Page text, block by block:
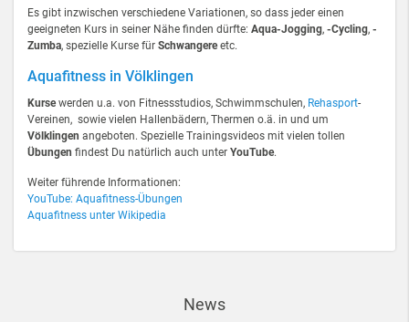
Es gibt inzwischen verschiedene Variationen, so dass jeder einen
geeigneten Kurs in seiner Nähe finden dürfte: Aqua-Jogging, -Cycling, -
Zumba, spezielle Kurse für Schwangereetc.
Aquafitness in Völklingen
Kursewerden u.a. von Fitnessstudios, Schwimmschulen, Rehasport-
Vereinen, sowie vielen Hallenbädern, Thermen o.ä. in und um
Völklingen angeboten. Spezielle Trainingsvideos mit vielen tollen
Übungen findest Du natürlich auch unter YouTube.
Weiter führende Informationen:
YouTube: Aquafitness-Übungen
Aquafitness unter Wikipedia
News